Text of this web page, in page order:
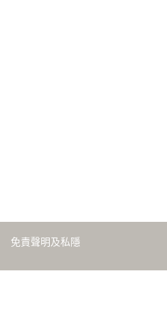
免責聲明及私隱